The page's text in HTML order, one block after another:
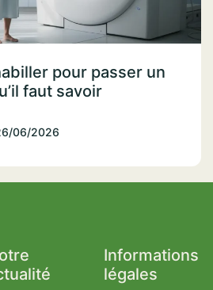
pour passer un
faut savoir
06/2026
Informations
légales